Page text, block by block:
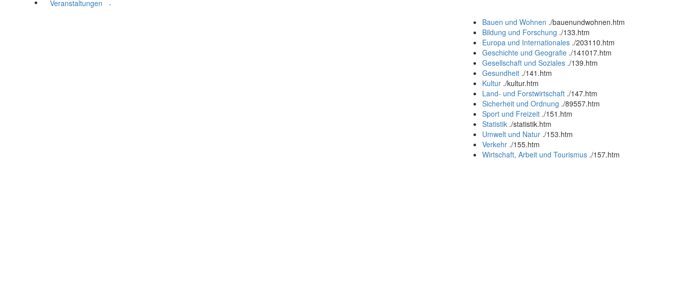
Veranstaltungen
Bauen und Wohnen ./bauenundwohnen.htm
Bildung und Forschung ./133.htm
Europa und Internationales ./203110.htm
Geschichte und Geografie ./141017.htm
Gesellschaft und Soziales ./139.htm
Gesundheit ./141.htm
Kultur ./kultur.htm
Land- und Forstwirtschaft ./147.htm
Sicherheit und Ordnung ./89557.htm
Sport und Freizeit ./151.htm
Statistik ./statistik.htm
Umwelt und Natur ./153.htm
Verkehr ./155.htm
Wirtschaft, Arbeit und Tourismus ./157.htm